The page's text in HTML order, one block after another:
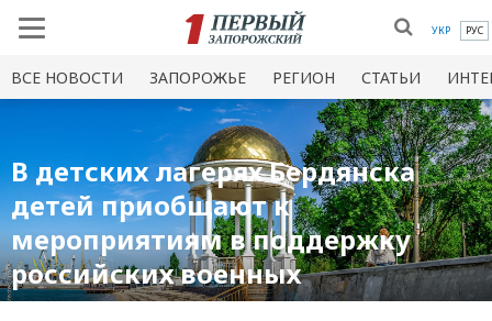
УКР РУС
ВСЕ НОВОСТИ ЗАПОРОЖЬЕ РЕГИОН СТАТЬИ
В детских лагерях Бердянска
детей приобщают к
мероприятиям в поддержку
российских военных